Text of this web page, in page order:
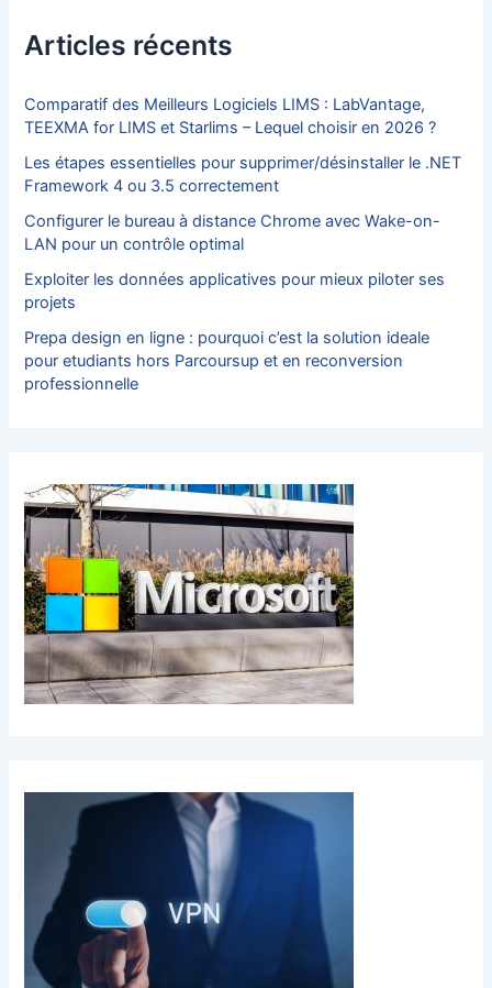
c
h
r
Articles récents
Comparatif des Meilleurs Logiciels LIMS : LabVantage,
TEEXMA for LIMS et Starlims – Lequel choisir en 2026 ?
Les étapes essentielles pour supprimer/désinstaller le .NET
Framework 4 ou 3.5 correctement
Configurer le bureau à distance Chrome avec Wake-on-
LAN pour un contrôle optimal
Exploiter les données applicatives pour mieux piloter ses
projets
Prepa design en ligne : pourquoi c’est la solution ideale
pour etudiants hors Parcoursup et en reconversion
professionnelle